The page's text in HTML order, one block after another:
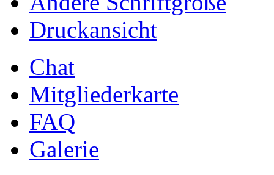
Druckansicht
Chat
Mitgliederkarte
FAQ
Galerie